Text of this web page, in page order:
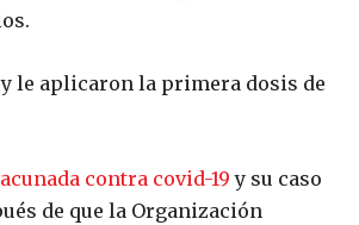
y le aplicaron la primera dosis de
contra covid-19 y su caso
de que la Organización